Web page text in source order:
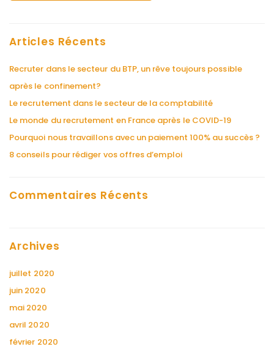
Articles Récents
Recruter dans le secteur du BTP, un rêve toujours possible
après le confinement?
Le recrutement dans le secteur de la comptabilité
Le monde du recrutement en France après le COVID-19
Pourquoi nous travaillons avec un paiement 100% au succès ?
8 conseils pour rédiger vos offres d’emploi
Commentaires Récents
Archives
juillet 2020
juin 2020
mai 2020
avril 2020
février 2020